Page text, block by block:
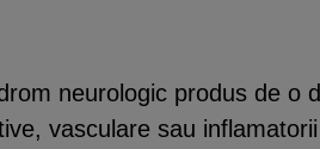
neurologic produs de o
vasculare sau